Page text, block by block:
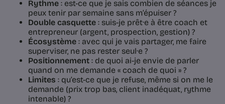
Rythme : est-ce que je sais combien de séances je
peux tenir par semaine sans m’épuiser ?
Double casquette : suis-je prêt·e à être coach et
entrepreneur (argent, prospection, gestion) ?
Écosystème : avec qui je vais partager, me faire
superviser, ne pas rester seul·e ?
Positionnement : de quoi ai-je envie de parler
quand on me demande « coach de quoi » ?
Limites : qu’est-ce que je refuse, même si on me le
demande (prix trop bas, client inadéquat, rythme
intenable) ?